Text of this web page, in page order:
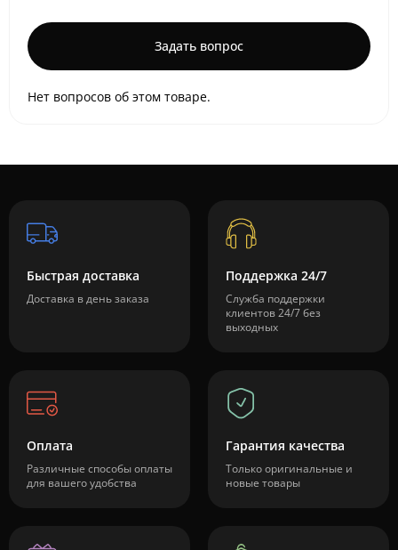
Задать вопрос
Нет вопросов об этом товаре.
Быстрая доставка
Доставка в день заказа
Поддержка 24/7
Служба поддержки
клиентов 24/7 без
выходных
Оплата
Различные способы оплаты
для вашего удобства
Гарантия качества
Только оригинальные и
новые товары